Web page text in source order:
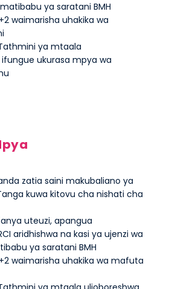
ya saratani BMH
waimarisha uhakika wa
ya mtaala
ukurasa mpya wa
zatia saini makubaliano ya
kuwa kitovu cha nishati cha
uteuzi, apangua
aridhishwa na kasi ya ujenzi wa
ya saratani BMH
waimarisha uhakika wa mafuta